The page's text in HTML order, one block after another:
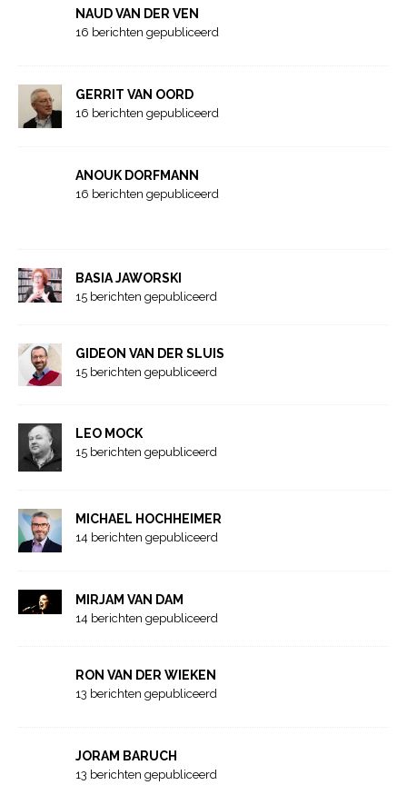
NAUD VAN DER VEN
16 berichten gepubliceerd
GERRIT VAN OORD
16 berichten gepubliceerd
ANOUK DORFMANN
16 berichten gepubliceerd
BASIA JAWORSKI
15 berichten gepubliceerd
GIDEON VAN DER SLUIS
15 berichten gepubliceerd
LEO MOCK
15 berichten gepubliceerd
MICHAEL HOCHHEIMER
14 berichten gepubliceerd
MIRJAM VAN DAM
14 berichten gepubliceerd
RON VAN DER WIEKEN
13 berichten gepubliceerd
JORAM BARUCH
13 berichten gepubliceerd